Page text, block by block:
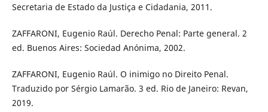
Secretaria de Estado da Justiça e Cidadania, 2011.
ZAFFARONI, Eugenio Raúl. Derecho Penal: Parte general. 2
ed. Buenos Aires: Sociedad Anónima, 2002.
ZAFFARONI, Eugenio Raúl. O inimigo no Direito Penal.
Traduzido por Sérgio Lamarão. 3 ed. Rio de Janeiro: Revan,
2019.